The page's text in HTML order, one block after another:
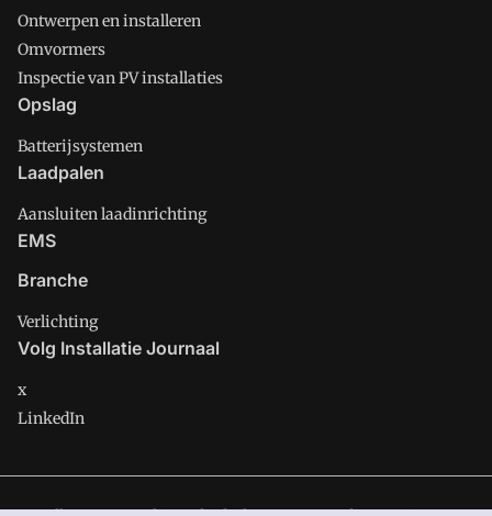
Ontwerpen en installeren
Omvormers
Inspectie van PV installaties
Opslag
Batterijsystemen
Laadpalen
Aansluiten laadinrichting
EMS
Branche
Verlichting
Volg Installatie Journaal
x
LinkedIn